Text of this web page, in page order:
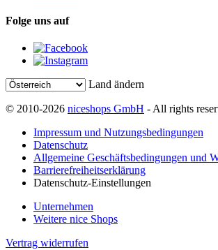
Folge uns auf
Land ändern
© 2010-2026 niceshops GmbH - All rights
Impressum und Nutzungsbedingungen
Datenschutz
Allgemeine Geschäftsbedingungen und
Barrierefreiheitserklärung
Datenschutz-Einstellungen
Unternehmen
Weitere nice Shops
Vertrag widerrufen